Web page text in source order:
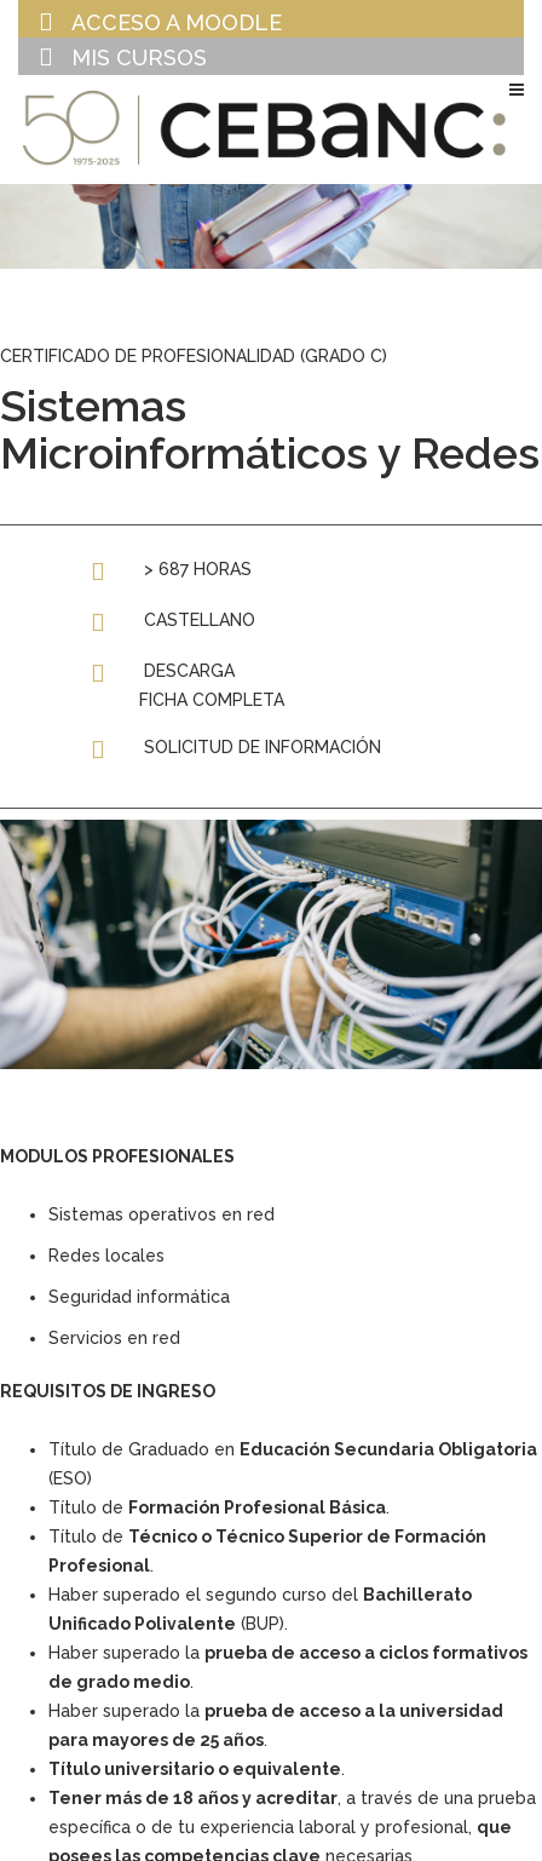
ACCESO A MOODLE
MIS CURSOS
CERTIFICADO DE PROFESIONALIDAD (GRADO C)
Sistemas
Microinformáticos y Redes
> 687 HORAS
CASTELLANO
DESCARGA
FICHA COMPLETA
SOLICITUD DE INFORMACIÓN
MODULOS PROFESIONALES
Sistemas operativos en red
Redes locales
Seguridad informática
Servicios en red
REQUISITOS DE INGRESO
Título de Graduado en Educación Secundaria Obligatoria
(ESO)
Título de Formación Profesional Básica.
Título de Técnico o Técnico Superior de Formación
Profesional.
Haber superado el segundo curso del Bachillerato
Unificado Polivalente (BUP).
Haber superado la prueba de acceso a ciclos formativos
de grado medio.
Haber superado la prueba de acceso a la universidad
para mayores de 25 años.
Título universitario o equivalente.
Tener más de 18 años y acreditar, a través de una prueba
específica o de tu experiencia laboral y profesional, que
posees las competencias clave necesarias.